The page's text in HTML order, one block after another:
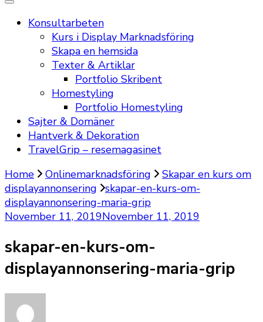
Konsultarbeten
Kurs i Display Marknadsföring
Skapa en hemsida
Texter & Artiklar
Portfolio Skribent
Homestyling
Portfolio Homestyling
Sajter & Domäner
Hantverk & Dekoration
TravelGrip – resemagasinet
Home
Onlinemarknadsföring
Skapar en kurs om
displayannonsering
skapar-en-kurs-om-
displayannonsering-maria-grip
November 11, 2019November 11, 2019
skapar-en-kurs-om-
displayannonsering-maria-grip